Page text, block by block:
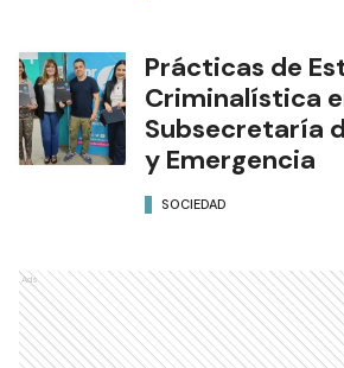
Prácticas de
Criminalística
Subsecretaría
y Emergencia
SOCIEDAD
Ads